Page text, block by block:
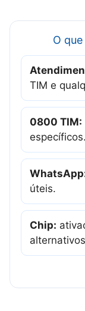
O
TIM e
0800 TIM:
específicos.
úteis.
Chip: